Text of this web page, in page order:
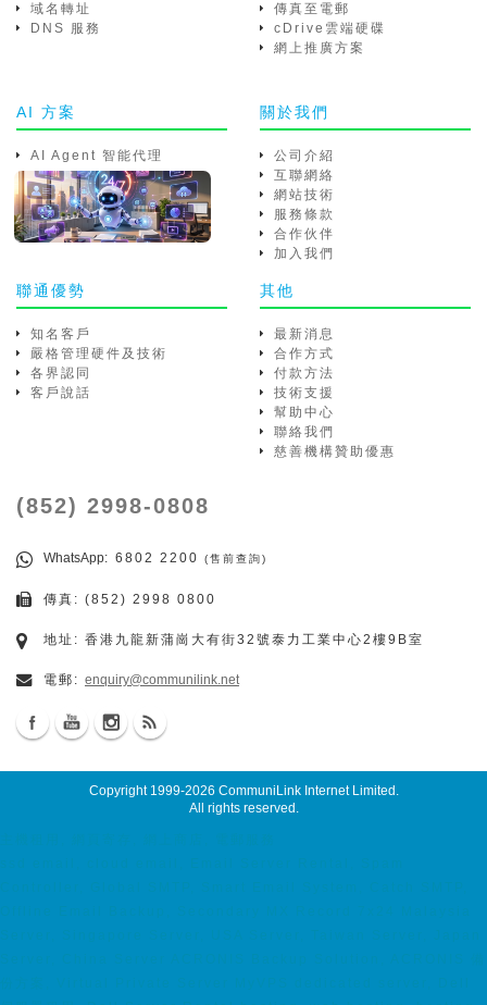
域名轉址
DNS 服務
傳真至電郵
cDrive雲端硬碟
網上推廣方案
AI 方案
AI Agent 智能代理
關於我們
公司介紹
互聯網絡
網站技術
服務條款
合作伙伴
加入我們
聯通優勢
知名客戶
嚴格管理硬件及技術
各界認同
客戶說話
其他
最新消息
合作方式
付款方法
技術支援
幫助中心
聯絡我們
慈善機構贊助優惠
(852) 2998-0808
WhatsApp: 6802 2200 (售前查詢)
傳真: (852) 2998 0800
地址: 香港九龍新蒲崗大有街32號泰力工業中心2樓9B室
電郵: enquiry@communilink.net
Copyright 1999-2026 CommuniLink Internet Limited .
All rights reserved.